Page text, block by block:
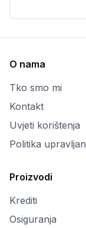
O nama
Tko smo mi
Kontakt
Uvjeti korištenja
Politika
Proizvodi
Krediti
Osiguranja